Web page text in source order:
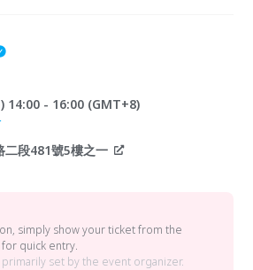
14:00 - 16:00 (GMT+8)
二段481號5樓之一
simply show your ticket from the
for quick entry.
set by the event organizer.